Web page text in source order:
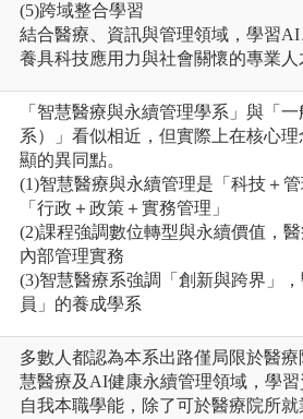
(5)跨域整合學習
結合醫療、資訊與管理領域，學習
養具科技應用力與社會關懷的專業人
「智慧醫療與永續管理學系」與「
系）」看似相近，但實際上在核心
顯的異同點。
(1)智慧醫療與永續管理是「科技＋
「行政＋政策＋實務管理」
(2)課程強調數位轉型與永續價值，
內部管理實務
(3)智慧醫療系強調「創新與跨界」
員」的養成學系
多數人都認為本系出路僅局限於醫
慧醫療及AI健康永續管理領域，學
自我本職學能，除了可於醫療院所